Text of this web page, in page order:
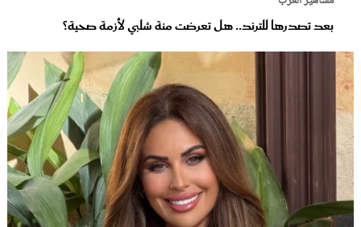
بعد تصدرها للترند.. هل تعرضت منة شلبي لأزمة صحية؟